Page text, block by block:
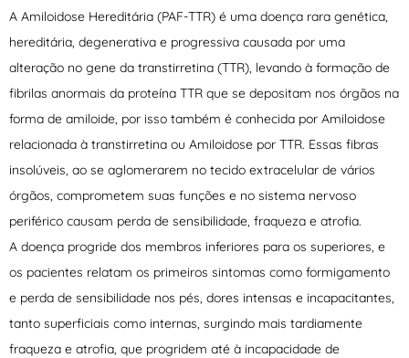
A Amiloidose Hereditária (PAF-TTR) é uma doença rara genética,
hereditária, degenerativa e progressiva causada por uma
alteração no gene da transtirretina (TTR), levando à formação de
fibrilas anormais da proteína TTR que se depositam nos órgãos na
forma de amiloide, por isso também é conhecida por Amiloidose
relacionada à transtirretina ou Amiloidose por TTR. Essas fibras
insolúveis, ao se aglomerarem no tecido extracelular de vários
órgãos, comprometem suas funções e no sistema nervoso
periférico causam perda de sensibilidade, fraqueza e atrofia.
A doença progride dos membros inferiores para os superiores, e
os pacientes relatam os primeiros sintomas como formigamento
e perda de sensibilidade nos pés, dores intensas e incapacitantes,
tanto superficiais como internas, surgindo mais tardiamente
fraqueza e atrofia, que progridem até à incapacidade de